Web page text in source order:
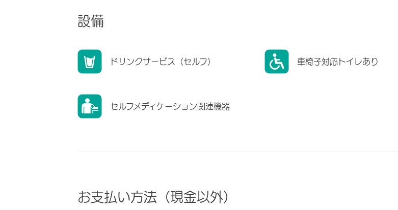
設備
ドリンクサービス（セルフ） 車椅子対応トイレあり
セルフメディケーション関連機器
お支払い方法（現金以外）